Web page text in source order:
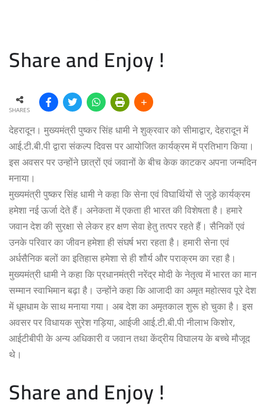
Share and Enjoy !
SHARES
देहरादून। मुख्यमंत्री पुष्कर सिंह धामी ने शुक्रवार को सीमाद्वार, देहरादून में
आई.टी.बी.पी द्वारा संकल्प दिवस पर आयोजित कार्यक्रम में प्रतिभाग किया।
इस अवसर पर उन्होंने छात्रों एवं जवानों के बीच केक काटकर अपना जन्मदिन
मनाया।
मुख्यमंत्री पुष्कर सिंह धामी ने कहा कि सेना एवं विघार्थियों से जुड़े कार्यक्रम
हमेशा नई ऊर्जा देते हैं। अनेकता में एकता ही भारत की विशेषता है। हमारे
जवान देश की सुरक्षा से लेकर हर क्षण सेवा हेतु तत्पर रहते हैं। सैनिकों एवं
उनके परिवार का जीवन हमेशा ही संघर्ष भरा रहता है। हमारी सेना एवं
अर्धसैनिक बलों का इतिहास हमेशा से ही शौर्य और पराक्रम का रहा है।
मुख्यमंत्री धामी ने कहा कि प्रधानमंत्री नरेंद्र मोदी के नेतृत्व में भारत का मान
सम्मान स्वाभिमान बढ़ा है। उन्होंने कहा कि आजादी का अमृत महोत्सव पूरे देश
में धूमधाम के साथ मनाया गया। अब देश का अमृतकाल शुरू हो चुका है। इस
अवसर पर विधायक सुरेश गड़िया, आईजी आई.टी.बी.पी नीलाभ किशोर,
आईटीबीपी के अन्य अधिकारी व जवान तथा केंद्रीय विघालय के बच्चे मौजूद
थे।
Share and Enjoy !